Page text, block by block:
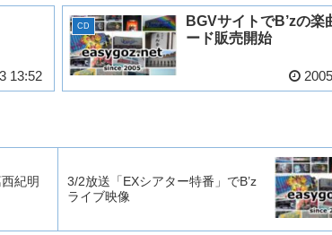
13:52
CD
BGVサイトでB’zの楽
ード販売開始
紀明
3/2放送「EXシアター特番」でB’z
ライブ映像